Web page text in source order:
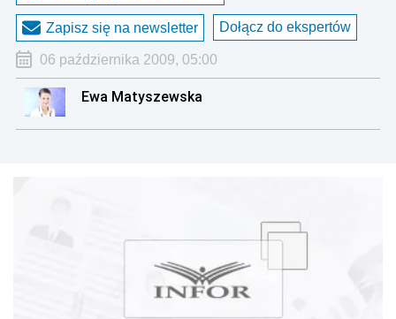
Zapisz się na newsletter Dołącz do ekspertów
06 października 2009, 05:00
Ewa Matyszewska